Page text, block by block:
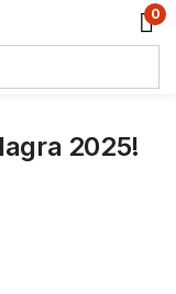
0
2025!